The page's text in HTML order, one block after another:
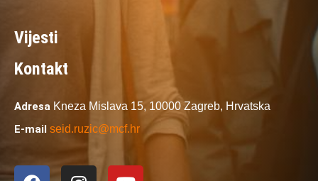
Vijesti
Kontakt
Adresa Kneza Mislava 15, 10000 Zagreb, Hrvatska
E-mail seid.ruzic@mcf.hr